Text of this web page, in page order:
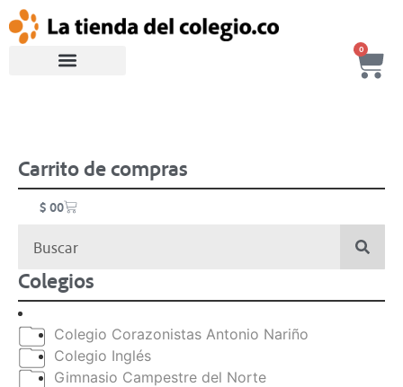
0
Carrito de compras
$ 00
Colegios
Colegio Corazonistas Antonio Nariño
Colegio Inglés
Gimnasio Campestre del Norte